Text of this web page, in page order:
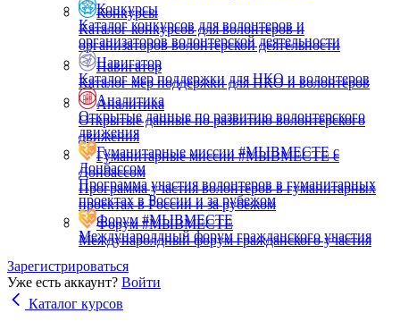
Конкурсы
Каталог конкурсов для волонтеров и
организаторов волонтерской деятельности
Навигатор
Каталог мер поддержки для НКО и волонтеров
Аналитика
Открытые данные по развитию волонтерского
движения
Гуманитарные миссии #МЫВМЕСТЕ с
Донбассом
Программа участия волонтеров в гуманитарных
проектах в России и за рубежом
Форум #МЫВМЕСТЕ
Междунаролдный форум гражданского участия
Конкурсы
Каталог конкурсов для волонтеров и
организаторов волонтерской деятельности
Навигатор
Каталог мер поддержки для НКО и волонтеров
Аналитика
Открытые данные по развитию волонтерского
движения
Гуманитарные миссии #МЫВМЕСТЕ с
Донбассом
Программа участия волонтеров в гуманитарных
проектах в России и за рубежом
Форум #МЫВМЕСТЕ
Междунаролдный форум гражданского участия
Зарегистрироваться
Уже есть аккаунт? Войти
Каталог курсов